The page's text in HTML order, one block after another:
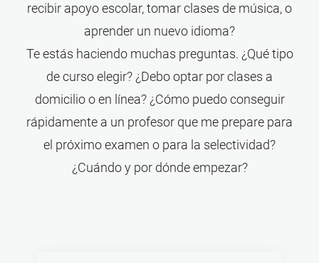
recibir apoyo escolar, tomar clases de música, o
aprender un nuevo idioma?
Te estás haciendo muchas preguntas. ¿Qué tipo
de curso elegir? ¿Debo optar por clases a
domicilio o en línea? ¿Cómo puedo conseguir
rápidamente a un profesor que me prepare para
el próximo examen o para la selectividad?
¿Cuándo y por dónde empezar?